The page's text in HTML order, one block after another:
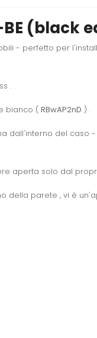
BE (black
- perfetto per
.
bianco ( RBwAP2nD ) .
dall'interno del
aperta solo dal
della parete , vi è